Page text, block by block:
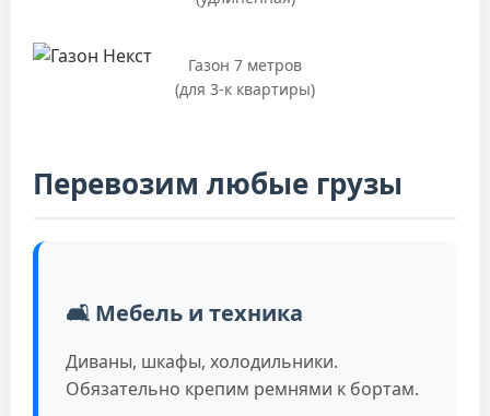
Газон 7 метров
(для 3-к квартиры)
Перевозим любые грузы
🛋️ Мебель и техника
Диваны, шкафы, холодильники.
Обязательно крепим ремнями к бортам.